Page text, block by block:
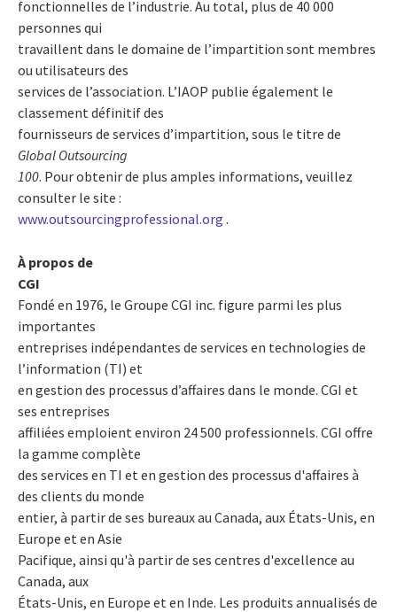
fonctionnelles de l’industrie. Au total, plus de 40 000
personnes qui
travaillent dans le domaine de l’impartition sont membres
ou utilisateurs des
services de l’association. L’IAOP publie également le
classement définitif des
fournisseurs de services d’impartition, sous le titre de
Global Outsourcing
100. Pour obtenir de plus amples informations, veuillez
consulter le site :
www.outsourcingprofessional.org .
À propos de
CGI
Fondé en 1976, le Groupe CGI inc. figure parmi les plus
importantes
entreprises indépendantes de services en technologies de
l’information (TI) et
en gestion des processus d’affaires dans le monde. CGI et
ses entreprises
affiliées emploient environ 24 500 professionnels. CGI offre
la gamme complète
des services en TI et en gestion des processus d'affaires à
des clients du monde
entier, à partir de ses bureaux au Canada, aux États-Unis, en
Europe et en Asie
Pacifique, ainsi qu'à partir de ses centres d'excellence au
Canada, aux
États-Unis, en Europe et en Inde. Les produits annualisés de